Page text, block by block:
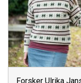
Forsker Ulrika